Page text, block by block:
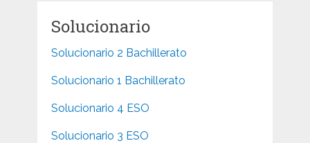
Solucionario
Solucionario 2 Bachillerato
Solucionario 1 Bachillerato
Solucionario 4 ESO
Solucionario 3 ESO